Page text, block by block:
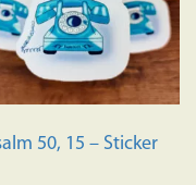
50, 15 – Sticker